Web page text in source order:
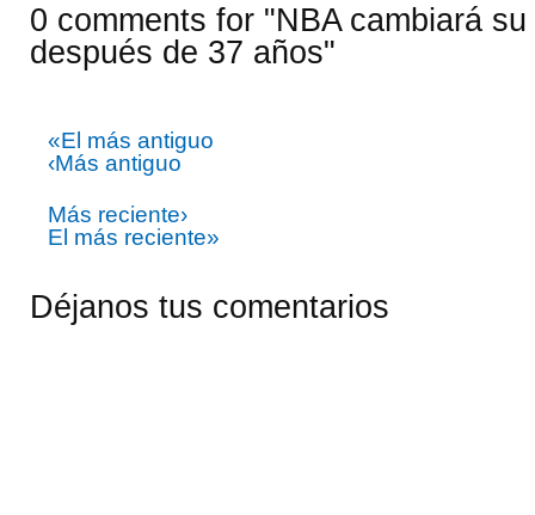
0 comments for "NBA cambiará
después de 37 años"
«El más antiguo
‹Más antiguo
Más reciente›
El más reciente»
Déjanos tus comentarios